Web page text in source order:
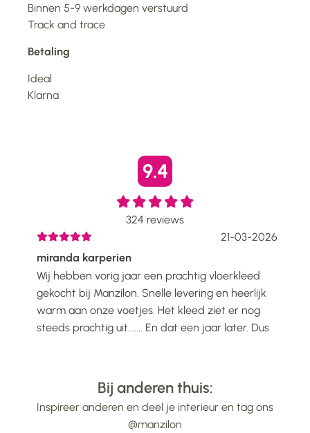
Binnen 5-9 werkdagen verstuurd
Track and trace
Betaling
Ideal
Klarna
9.4
324 reviews
21-03-2026
miranda karperien
Wij hebben vorig jaar een prachtig vloerkleed
gekocht bij Manzilon. Snelle levering en heerlijk
warm aan onze voetjes. Het kleed ziet er nog
steeds prachtig uit....... En dat een jaar later. Dus
Bij anderen thuis:
Inspireer anderen en deel je interieur en tag ons
@manzilon